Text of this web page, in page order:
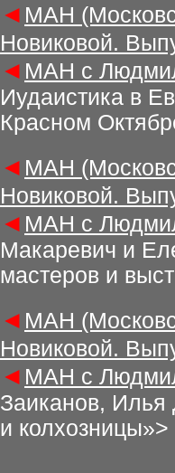
◄ МАН
Новиковой.
◄ МАН с
Иудаистика в
Красном
◄ МАН
Новиковой.
◄ МАН с
Макаревич и
мастеров и
◄ МАН
Новиковой.
◄ МАН с
Заиканов, Илья
и колхозницы»>